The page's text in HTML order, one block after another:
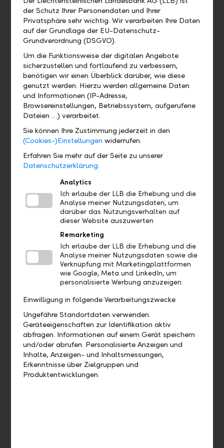
Wo kann ich das QR-Zahlteil
finden?
Wo finde ich mein eBill Postfach?
Gibt es eine Demoversion und wo
finde ich sie?
Wo finde ich das Profil?
Wo sehe ich welches Bankpaket ich
habe?
Wo finde ich meine Debit- und
Kreditkarten?
Bis wann muss ich eine Zahlung
freigeben, damit diese heute noch
verarbeitet wird?
Wie kann ich eine bereits
ausgeführte Zahlung duplizieren?
Wie kann ich eine offene Zahlung
bearbeiten?
Wie kann ich eine offene Zahlung
der Schutz Ihrer Personendaten und Ihrer
Privatsphäre sehr wichtig. Wir verarbeiten Ihre Daten
auf der Grundlage der EU-Datenschutz-
Grundverordnung (DSGVO).
Um die Funktionsweise der digitalen Angebote
sicherzustellen und fortlaufend zu verbessern,
benötigen wir einen Überblick darüber, wie diese
genutzt werden. Hierzu werden allgemeine Daten
und Informationen (IP-Adresse,
Browsereinstellungen, Betriebssystem, aufgerufene
Dateien …) verarbeitet.
Sie können Ihre Zustimmung jederzeit in den
(Cookies-)Einstellungen widerrufen.
Erfahren Sie mehr auf der Seite zu unserer
Datenschutzerklärung.
Analytics
Ich erlaube der LLB die Erhebung und die
Analyse meiner Nutzungsdaten, um
darüber das Nutzungsverhalten auf
dieser Website auszuwerten
Remarketing
Ich erlaube der LLB die Erhebung und die
Analyse meiner Nutzungsdaten sowie die
Verknüpfung mit Marketingplattformen
wie Google, Meta und LinkedIn, um
personalisierte Werbung anzuzeigen.
Einwilligung in folgende Verarbeitungszwecke
Ungefähre Standortdaten verwenden.
Geräteeigenschaften zur Identifikation aktiv
abfragen. Informationen auf einem Gerät speichern
und/oder abrufen. Personalisierte Anzeigen und
Inhalte, Anzeigen- und Inhaltsmessungen,
Erkenntnisse über Zielgruppen und
Produktentwicklungen.